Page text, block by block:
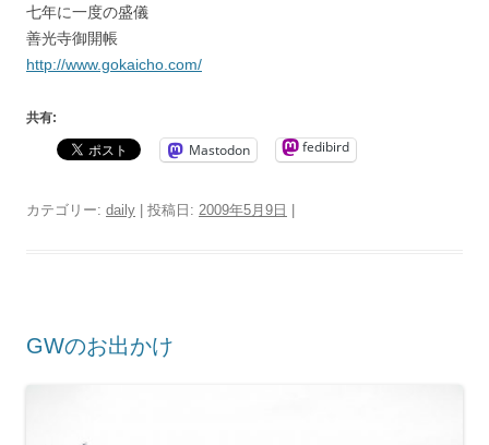
七年に一度の盛儀
善光寺御開帳
http://www.gokaicho.com/
共有:
Mastodon fedibird
カテゴリー: daily | 投稿日: 2009年5月9日 |
GWのお出かけ